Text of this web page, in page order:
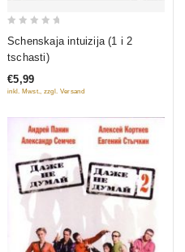
5
Schenskaja intuizija (1 i 2
tschasti)
€5,99
inkl. Mwst., zzgl. Versand